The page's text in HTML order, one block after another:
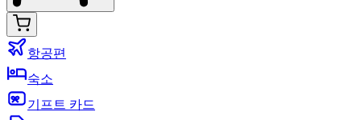
항공편
숙소
기프트 카드